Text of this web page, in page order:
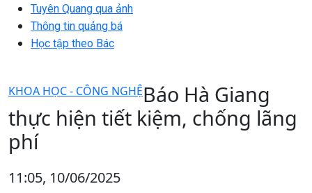
Tuyên Quang qua ảnh
Thông tin quảng bá
Học tập theo Bác
KHOA HỌC - CÔNG NGHỆBáo Hà Giang
thực hiện tiết kiệm, chống lãng
phí
11:05, 10/06/2025